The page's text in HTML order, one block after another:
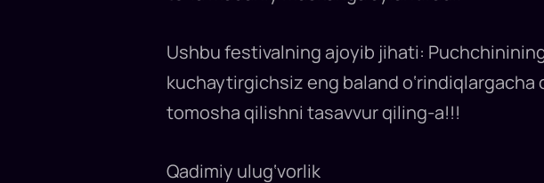
Ushbu festivalning ajoyib jihati:
kuchaytirgichsiz eng baland
tomosha qilishni tasavvur qiling-a!!!
Qadimiy ulug‘vorlik